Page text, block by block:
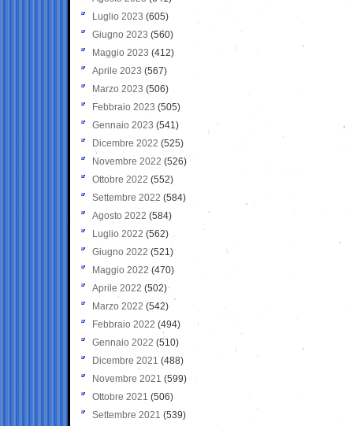
Luglio 2023 (605)
Giugno 2023 (560)
Maggio 2023 (412)
Aprile 2023 (567)
Marzo 2023 (506)
Febbraio 2023 (505)
Gennaio 2023 (541)
Dicembre 2022 (525)
Novembre 2022 (526)
Ottobre 2022 (552)
Settembre 2022 (584)
Agosto 2022 (584)
Luglio 2022 (562)
Giugno 2022 (521)
Maggio 2022 (470)
Aprile 2022 (502)
Marzo 2022 (542)
Febbraio 2022 (494)
Gennaio 2022 (510)
Dicembre 2021 (488)
Novembre 2021 (599)
Ottobre 2021 (506)
Settembre 2021 (539)